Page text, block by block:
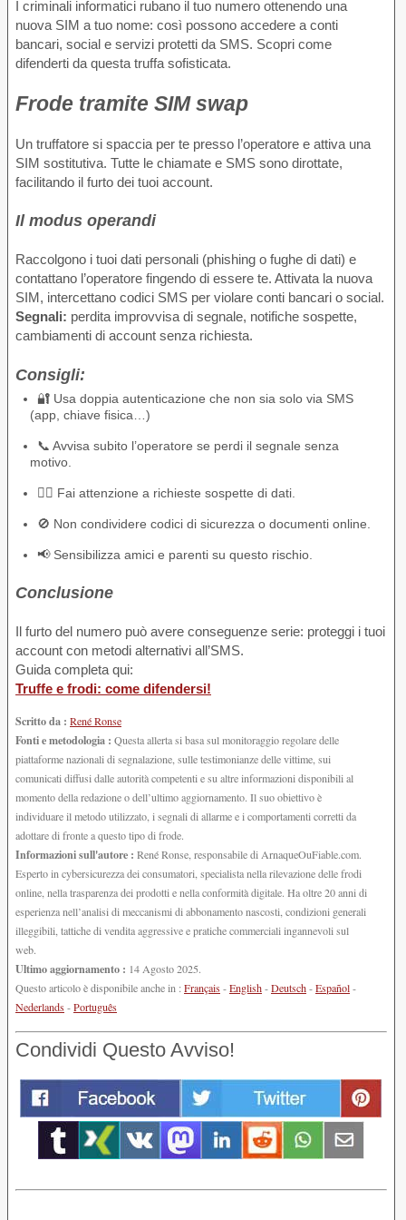
I criminali informatici rubano il tuo numero ottenendo una
nuova SIM a tuo nome: così possono accedere a conti
bancari, social e servizi protetti da SMS. Scopri come
difenderti da questa truffa sofisticata.
Frode tramite SIM swap
Un truffatore si spaccia per te presso l’operatore e attiva una
SIM sostitutiva. Tutte le chiamate e SMS sono dirottate,
facilitando il furto dei tuoi account.
Il modus operandi
Raccolgono i tuoi dati personali (phishing o fughe di dati) e
contattano l’operatore fingendo di essere te. Attivata la nuova
SIM, intercettano codici SMS per violare conti bancari o social.
Segnali: perdita improvvisa di segnale, notifiche sospette,
cambiamenti di account senza richiesta.
Consigli:
🔐 Usa doppia autenticazione che non sia solo via SMS
(app, chiave fisica…)
📞 Avvisa subito l’operatore se perdi il segnale senza
motivo.
🕵️‍♂️ Fai attenzione a richieste sospette di dati.
🚫 Non condividere codici di sicurezza o documenti online.
📢 Sensibilizza amici e parenti su questo rischio.
Conclusione
Il furto del numero può avere conseguenze serie: proteggi i tuoi
account con metodi alternativi all’SMS.
Guida completa qui:
Truffe e frodi: come difendersi!
Scritto da : René Ronse
Fonti e metodologia : Questa allerta si basa sul monitoraggio regolare delle
piattaforme nazionali di segnalazione, sulle testimonianze delle vittime, sui
comunicati diffusi dalle autorità competenti e su altre informazioni disponibili al
momento della redazione o dell’ultimo aggiornamento. Il suo obiettivo è
individuare il metodo utilizzato, i segnali di allarme e i comportamenti corretti da
adottare di fronte a questo tipo di frode.
Informazioni sull'autore : René Ronse, responsabile di ArnaqueOuFiable.com.
Esperto in cybersicurezza dei consumatori, specialista nella rilevazione delle frodi
online, nella trasparenza dei prodotti e nella conformità digitale. Ha oltre 20 anni di
esperienza nell’analisi di meccanismi di abbonamento nascosti, condizioni generali
illeggibili, tattiche di vendita aggressive e pratiche commerciali ingannevoli sul
web.
Ultimo aggiornamento : 14 Agosto 2025.
Questo articolo è disponibile anche in :Français-English-Deutsch-Español-
Nederlands-Português
Condividi Questo Avviso!